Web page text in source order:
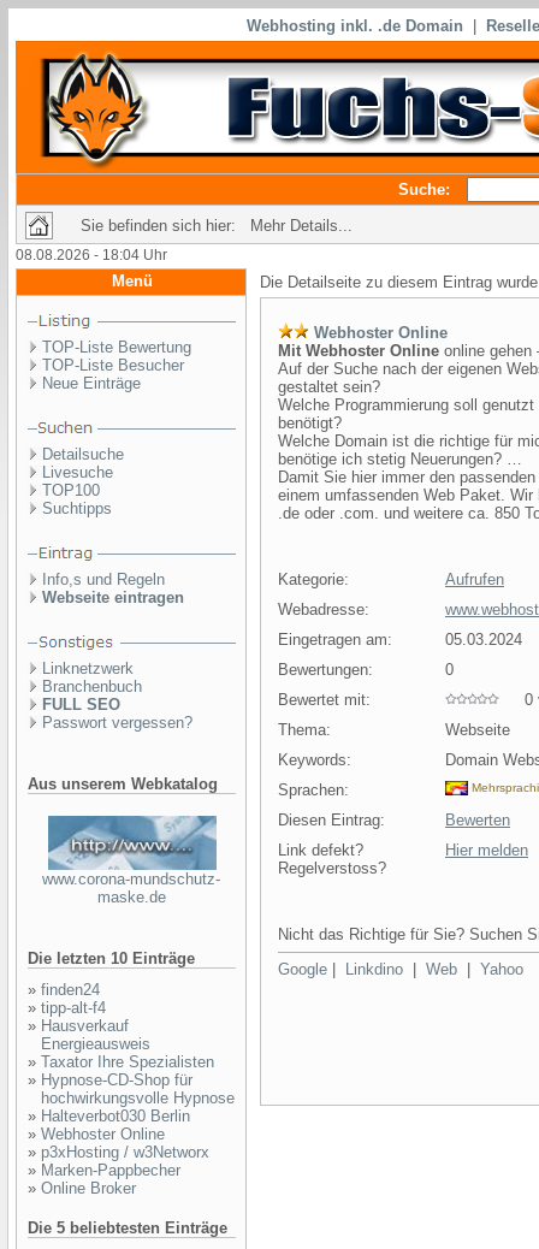
Webhosting inkl. .de Domain
Suche:
Sie befinden sich hier: Mehr Details...
08.08.2026 - 18:04 Uhr
Menü
TOP-Liste Bewertung
TOP-Liste Besucher
Neue Einträge
Detailsuche
Livesuche
TOP100
Suchtipps
Info,s und Regeln
Webseite eintragen
Linknetzwerk
Branchenbuch
FULL SEO
Passwort vergessen?
Aus unserem Webkatalog
www.corona-mundschutz-
maske.de
Die letzten 10 Einträge
» finden24
» tipp-alt-f4
» Hausverkauf
Energieausweis
» Taxator Ihre Spezialisten
» Hypnose-CD-Shop für
hochwirkungsvolle Hypnose
» Halteverbot030 Berlin
» Webhoster Online
» p3xHosting / w3Networx
» Marken-Pappbecher
» Online Broker
Die 5 beliebtesten Einträge
Die Detailseite zu diesem Eintrag
Webhoster Online
Mit Webhoster Online online gehen
Auf der Suche nach der eigenen
gestaltet sein?
Welche Programmierung soll
benötigt?
Welche Domain ist die richtige für
benötige ich stetig Neuerungen? …
Damit Sie hier immer den
einem umfassenden Web Paket.
.de oder .com. und weitere ca. 850
Kategorie:
Aufrufen
Webadresse:
Eingetragen am:
05.03.2024
Bewertungen:
0
Bewertet mit:
0
Thema:
Webseite
Keywords:
Domain
Sprachen:
Diesen Eintrag:
Bewerten
Link defekt?
Regelverstoss?
Hier melden
Nicht das Richtige für Sie? Suchen
Google
Linkdino Web Yahoo